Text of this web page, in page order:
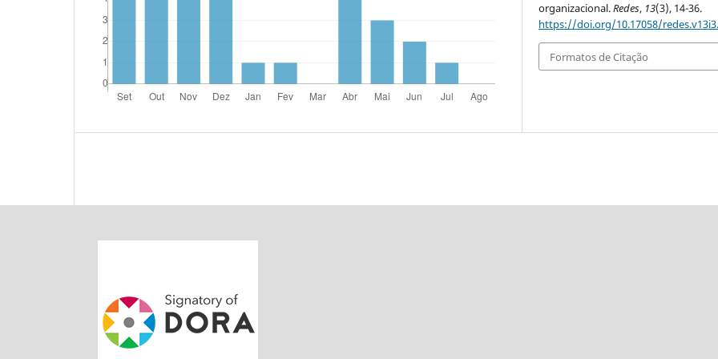
organizacional.Redes, 13(3), 14-36.
https://doi.org/10.17058/
Formatos de Citação